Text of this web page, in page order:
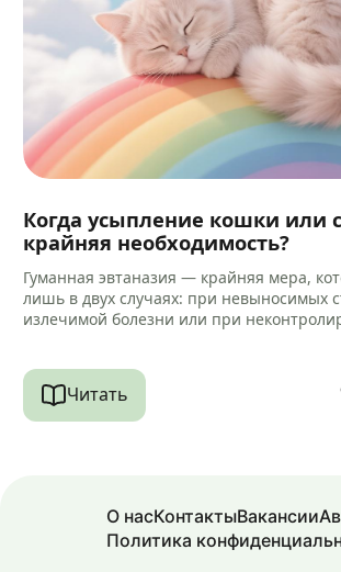
Когда усыпление кошки или
крайняя необходимость?
Гуманная эвтаназия — крайняя мера,
лишь в двух случаях: при невыносимых
излечимой болезни или при
Читать
О насКонтактыВакансии
Политика